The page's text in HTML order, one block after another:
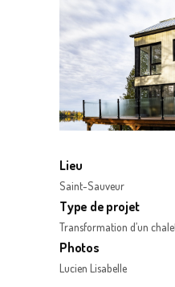
Lieu
Saint-Sauveur
Type de projet
Transformation d’un
Photos
Lucien Lisabelle